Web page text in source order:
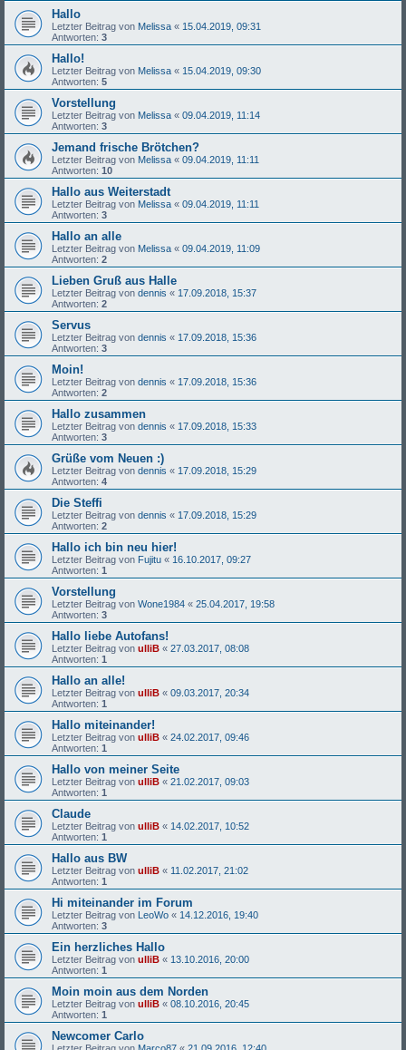
Hallo
Letzter Beitrag von Melissa « 15.04.2019, 09:31
Antworten: 3
Hallo!
Letzter Beitrag von Melissa « 15.04.2019, 09:30
Antworten: 5
Vorstellung
Letzter Beitrag von Melissa « 09.04.2019, 11:14
Antworten: 3
Jemand frische Brötchen?
Letzter Beitrag von Melissa « 09.04.2019, 11:11
Antworten: 10
Hallo aus Weiterstadt
Letzter Beitrag von Melissa « 09.04.2019, 11:11
Antworten: 3
Hallo an alle
Letzter Beitrag von Melissa « 09.04.2019, 11:09
Antworten: 2
Lieben Gruß aus Halle
Letzter Beitrag von dennis « 17.09.2018, 15:37
Antworten: 2
Servus
Letzter Beitrag von dennis « 17.09.2018, 15:36
Antworten: 3
Moin!
Letzter Beitrag von dennis « 17.09.2018, 15:36
Antworten: 2
Hallo zusammen
Letzter Beitrag von dennis « 17.09.2018, 15:33
Antworten: 3
Grüße vom Neuen :)
Letzter Beitrag von dennis « 17.09.2018, 15:29
Antworten: 4
Die Steffi
Letzter Beitrag von dennis « 17.09.2018, 15:29
Antworten: 2
Hallo ich bin neu hier!
Letzter Beitrag von Fujitu « 16.10.2017, 09:27
Antworten: 1
Vorstellung
Letzter Beitrag von Wone1984 « 25.04.2017, 19:58
Antworten: 3
Hallo liebe Autofans!
Letzter Beitrag von ulliB « 27.03.2017, 08:08
Antworten: 1
Hallo an alle!
Letzter Beitrag von ulliB « 09.03.2017, 20:34
Antworten: 1
Hallo miteinander!
Letzter Beitrag von ulliB « 24.02.2017, 09:46
Antworten: 1
Hallo von meiner Seite
Letzter Beitrag von ulliB « 21.02.2017, 09:03
Antworten: 1
Claude
Letzter Beitrag von ulliB « 14.02.2017, 10:52
Antworten: 1
Hallo aus BW
Letzter Beitrag von ulliB « 11.02.2017, 21:02
Antworten: 1
Hi miteinander im Forum
Letzter Beitrag von LeoWo « 14.12.2016, 19:40
Antworten: 3
Ein herzliches Hallo
Letzter Beitrag von ulliB « 13.10.2016, 20:00
Antworten: 1
Moin moin aus dem Norden
Letzter Beitrag von ulliB « 08.10.2016, 20:45
Antworten: 1
Newcomer Carlo